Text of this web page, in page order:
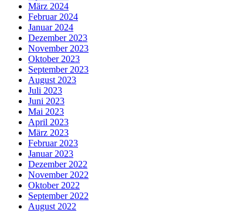
März 2024
Februar 2024
Januar 2024
Dezember 2023
November 2023
Oktober 2023
September 2023
August 2023
Juli 2023
Juni 2023
Mai 2023
April 2023
März 2023
Februar 2023
Januar 2023
Dezember 2022
November 2022
Oktober 2022
September 2022
August 2022